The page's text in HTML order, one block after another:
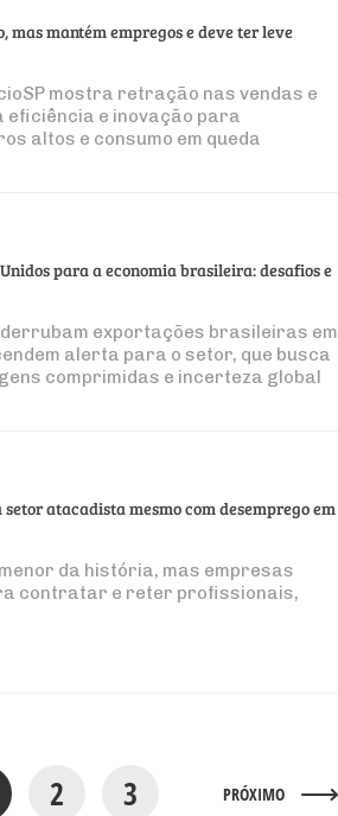
mantém empregos e deve ter leve
mostra retração nas vendas e
eficiência e inovação para
altos e consumo em queda
para a economia brasileira: desafios e
exportações brasileiras em
alerta para o setor, que busca
comprimidas e incerteza global
atacadista mesmo com desemprego em
da história, mas empresas
contratar e reter profissionais,
2 3 PRÓXIMO